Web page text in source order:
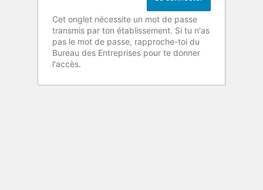
Cet onglet nécessite un mot de passe
transmis par ton établissement. Si tu n'as
pas le mot de passe, rapproche-toi du
Bureau des Entreprises pour te donner
l'accès.